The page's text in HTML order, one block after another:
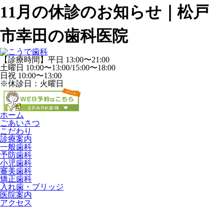
11月の休診のお知らせ｜松戸
市幸田の歯科医院
【診療時間】平日 13:00〜21:00
土曜日 10:00〜13:00/15:00〜18:00
日祝 10:00〜13:00
※休診日：火曜日
ホーム
ごあいさつ
こだわり
診療案内
一般歯科
予防歯科
小児歯科
審美歯科
矯正歯科
入れ歯・ブリッジ
医院案内
アクセス